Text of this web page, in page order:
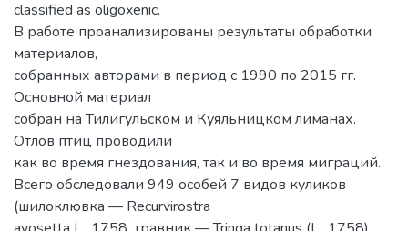
classified as oligoxenic.
В работе проанализированы результаты обработки
материалов,
собранных авторами в период с 1990 по 2015 гг.
Основной материал
собран на Тилигульском и Куяльницком лиманах.
Отлов птиц проводили
как во время гнездования, так и во время миграций.
Всего обследовали 949 особей 7 видов куликов
(шилоклювка — Recurvirostra